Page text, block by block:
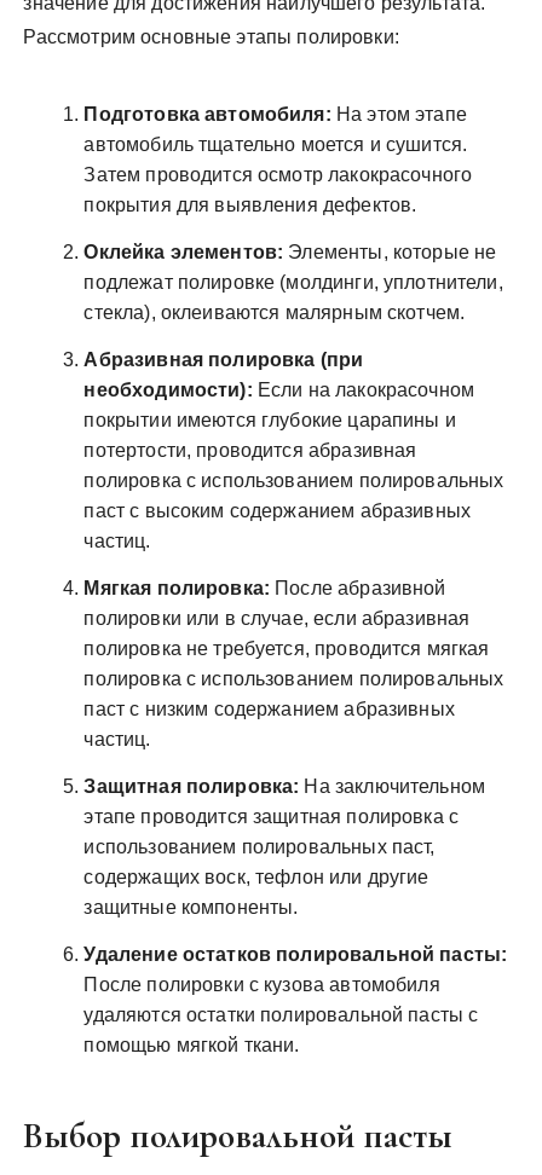
Рассмотрим основные этапы полировки:
Подготовка автомобиля: На этом этапе
автомобиль тщательно моется и сушится.
Затем проводится осмотр лакокрасочного
покрытия для выявления дефектов.
Оклейка элементов: Элементы, которые не
подлежат полировке (молдинги, уплотнители,
стекла), оклеиваются малярным скотчем.
Абразивная полировка (при
необходимости): Если на лакокрасочном
покрытии имеются глубокие царапины и
потертости, проводится абразивная
полировка с использованием полировальных
паст с высоким содержанием абразивных
частиц.
Мягкая полировка: После абразивной
полировки или в случае, если абразивная
полировка не требуется, проводится мягкая
полировка с использованием полировальных
паст с низким содержанием абразивных
частиц.
Защитная полировка: На заключительном
этапе проводится защитная полировка с
использованием полировальных паст,
содержащих воск, тефлон или другие
защитные компоненты.
Удаление остатков полировальной пасты:
После полировки с кузова автомобиля
удаляются остатки полировальной пасты с
помощью мягкой ткани.
Выбор полировальной пасты